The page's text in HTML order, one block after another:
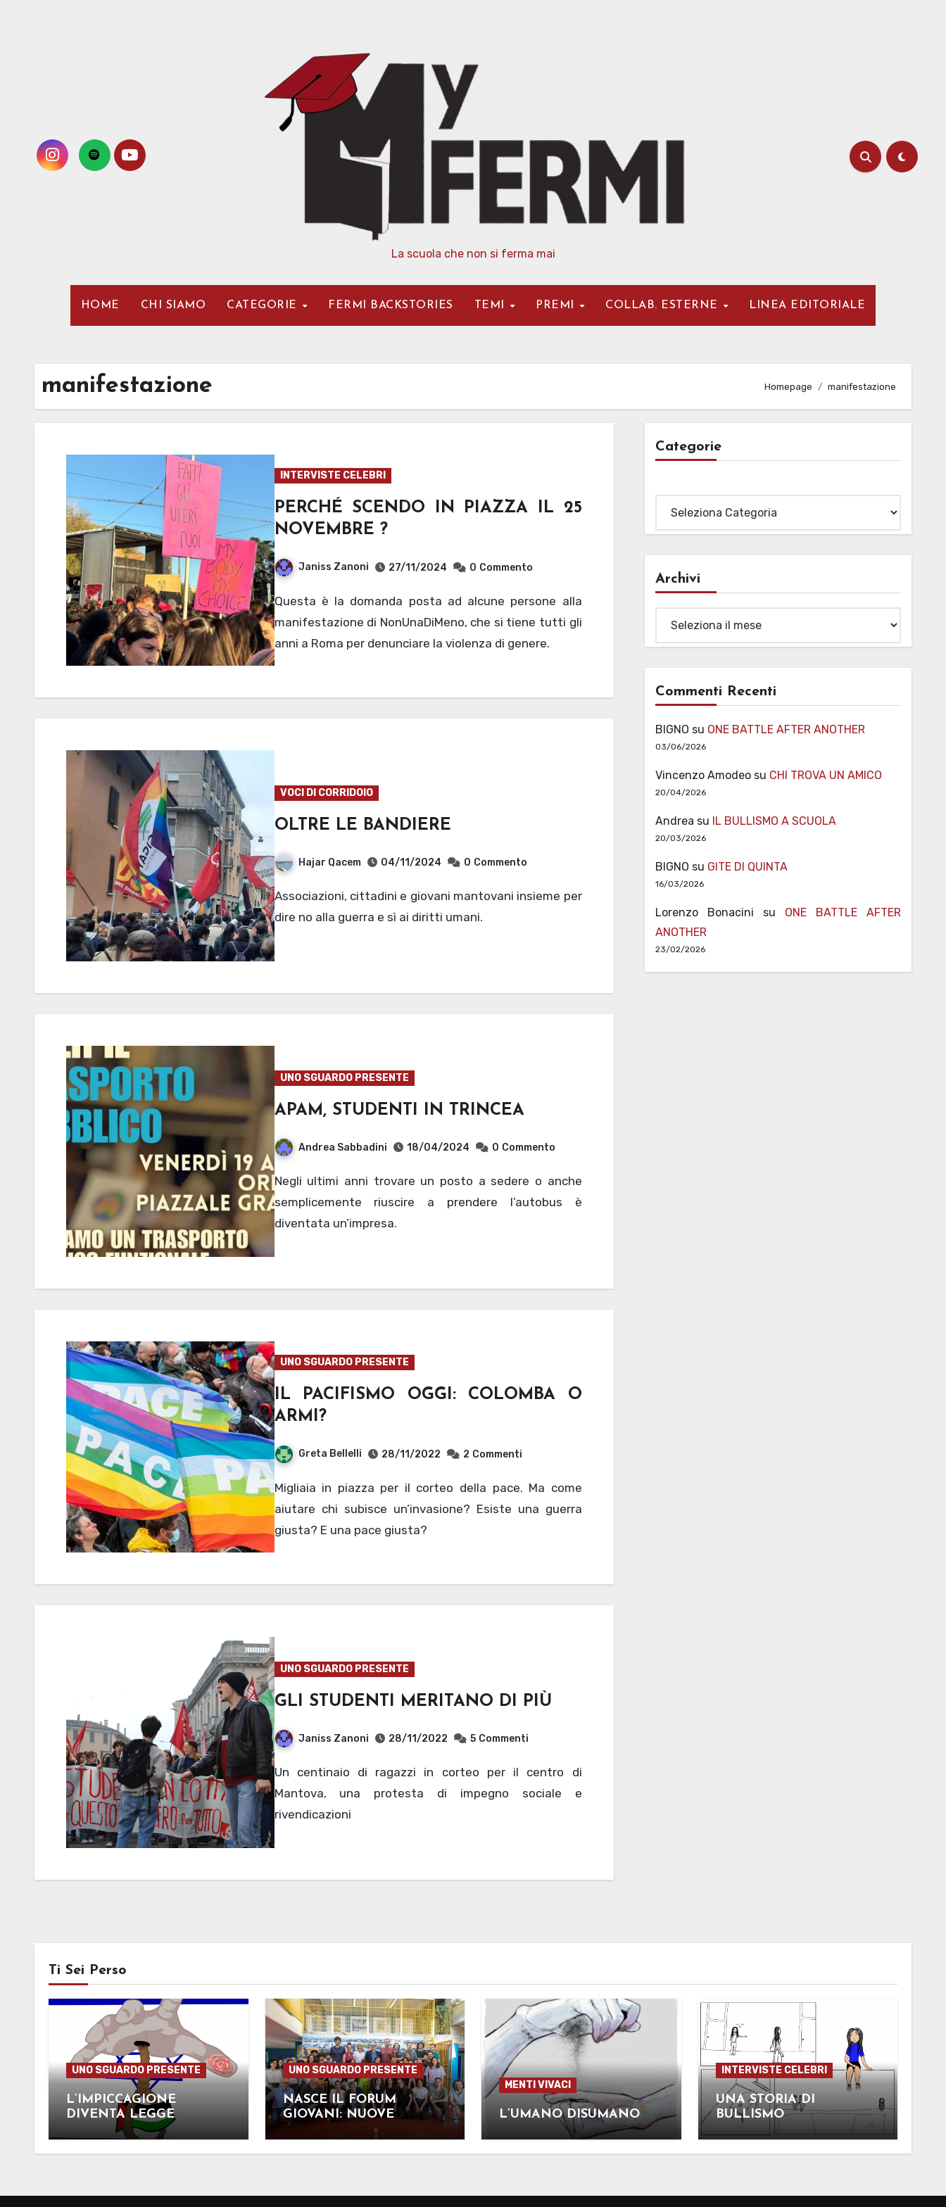
La scuola che non si ferma mai
HOME CHI SIAMO CATEGORIE FERMI BACKSTORIES TEMI PREMI COLLAB. ESTERNE LINEA EDITORIALE
manifestazione Homepage manifestazione
INTERVISTE CELEBRI
PERCHÉ SCENDO IN PIAZZA IL 25
NOVEMBRE ?
Janiss Zanoni 27/11/2024 0 Commento
Questa è la domanda posta ad alcune persone alla
manifestazione di NonUnaDiMeno, che si tiene tutti gli
anni a Roma per denunciare la violenza di genere.
VOCI DI CORRIDOIO
OLTRE LE BANDIERE
Hajar Qacem 04/11/2024 0 Commento
Associazioni, cittadini e giovani mantovani insieme per
dire no alla guerra e sì ai diritti umani.
UNO SGUARDO PRESENTE
APAM, STUDENTI IN TRINCEA
Andrea Sabbadini 18/04/2024 0 Commento
Negli ultimi anni trovare un posto a sedere o anche
semplicemente riuscire a prendere l’autobus è
diventata un’impresa.
UNO SGUARDO PRESENTE
IL PACIFISMO OGGI: COLOMBA O
ARMI?
Greta Bellelli 28/11/2022 2 Commenti
Migliaia in piazza per il corteo della pace. Ma come
aiutare chi subisce un’invasione? Esiste una guerra
giusta? E una pace giusta?
UNO SGUARDO PRESENTE
GLI STUDENTI MERITANO DI PIÙ
Janiss Zanoni 28/11/2022 5 Commenti
Un centinaio di ragazzi in corteo per il centro di
Mantova, una protesta di impegno sociale e
rivendicazioni
Categorie
Archivi
Commenti Recenti
BIGNO su ONE BATTLE AFTER ANOTHER
03/06/2026
Vincenzo Amodeosu CHI TROVA UN AMICO
20/04/2026
Andrea su IL BULLISMO A SCUOLA
20/03/2026
BIGNO su GITE DI QUINTA
16/03/2026
Lorenzo Bonacini su ONE BATTLE AFTER
ANOTHER
23/02/2026
Ti Sei Perso
UNO SGUARDO PRESENTE
L’IMPICCAGIONE
DIVENTA LEGGE
UNO SGUARDO PRESENTE
NASCE IL FORUM
GIOVANI: NUOVE
OPPORTUNITA’ PER I
MENTI VIVACI
L’UMANO DISUMANO
INTERVISTE CELEBRI
UNA STORIA DI
BULLISMO